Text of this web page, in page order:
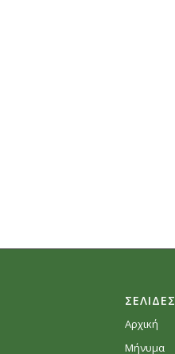
ΣΕΛΙΔΕΣ
Αρχική
Μήνυμα